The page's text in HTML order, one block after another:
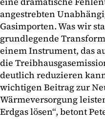
angestrebten
Gasimporten. Was wir
grundlegende
einem Instrument, das
die
deutlich reduzieren
wichtigen Beitrag zur
Wärmeversorgung
Erdgas lösen“, betont